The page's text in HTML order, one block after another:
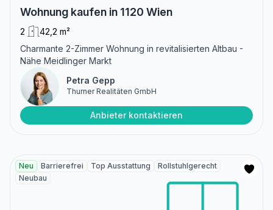
Wohnung kaufen in 1120 Wien
2
42,2 m²
Charmante 2-Zimmer Wohnung in revitalisierten Altbau -
Nähe Meidlinger Markt
Petra Gepp
Thurner Realitäten GmbH
Anbieter kontaktieren
Neu Barrierefrei Top Ausstattung
Rollstuhlgerecht
Neubau